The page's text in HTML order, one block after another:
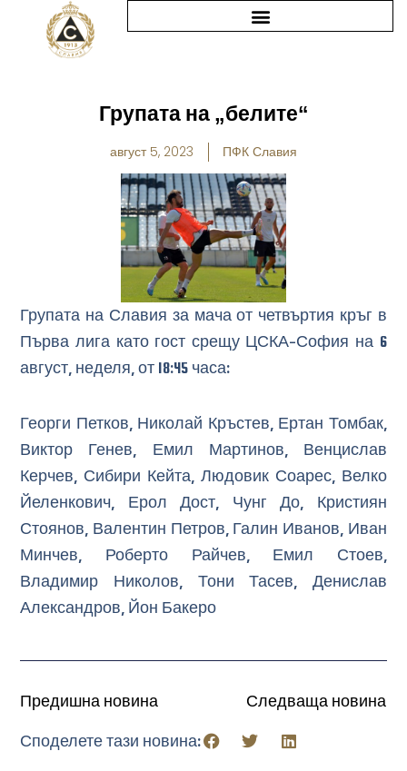
Групата на „белите“
август 5, 2023 ПФК Славия
Групата на Славия за мача от четвъртия кръг в
Първа лига като гост срещу ЦСКА-София на 6
август, неделя, от 18:45 часа:
Георги Петков, Николай Кръстев, Ертан Томбак,
Виктор Генев, Емил Мартинов, Венцислав
Керчев, Сибири Кейта, Людовик Соарес, Велко
Йеленкович, Ерол Дост, Чунг До, Кристиян
Стоянов, Валентин Петров, Галин Иванов, Иван
Минчев, Роберто Райчев, Емил Стоев,
Владимир Николов, Тони Тасев, Денислав
Александров, Йон Бакеро
Предишна новина Следваща новина
Споделете тази новина: